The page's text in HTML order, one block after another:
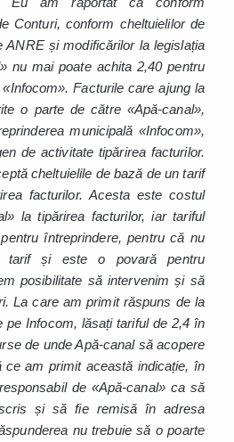
Conturi, conform cheltuielilor de
ANRE și modificărilor la legislația
nu mai poate achita 2,40 pentru
Facturile care ajung la
o parte de către «Apă-canal»,
municipală «Infocom»,
de activitate tipărirea facturilor.
cheltuielile de bază de un tarif
facturilor. Acesta este costul
la tipărirea facturilor, iar tariful
întreprindere, pentru că nu
tarif și este o povară pentru
posibilitate să intervenim și să
La care am primit răspuns de la
pe Infocom, lăsați tariful de 2,4 în
de unde Apă-canal să acopere
ce am primit această indicație, în
de «Apă-canal» ca să
și să fie remisă în adresa
nu trebuie să o poarte